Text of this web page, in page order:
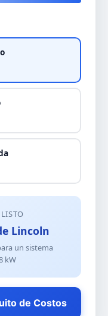
Lincoln
un sistema
kW
de Costos